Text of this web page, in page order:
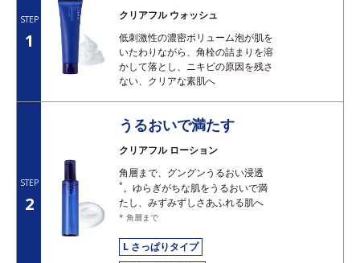
STEP
1
クリアフル ウォッシュ
低刺激性の濃密ボリューム泡が肌を
いたわりながら、角栓の詰まりを溶
かして落とし、ニキビの原因を残さ
ない、クリアな素肌へ
STEP
2
うるおいで満たす
クリアフル ローション
角層まで、グングンうるおい浸透
*。ゆらぎがちな肌をうるおいで満
たし、みずみずしさあふれる肌へ
* 角層まで
L さっぱりタイプ